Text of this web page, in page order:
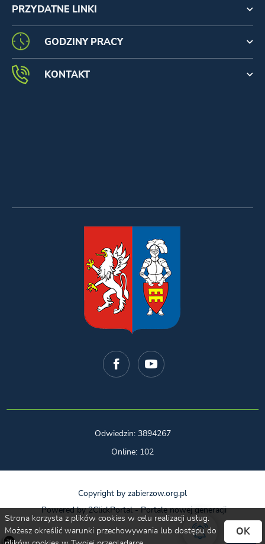
PRZYDATNE LINKI
GODZINY PRACY
KONTAKT
Odwiedzin: 3894267
Online: 102
Copyright by zabierzow.org.pl
Powered by2ClickPortal- Portale nowej generacji
Strona korzysta z plików cookies w celu realizacji usług.
Możesz określić warunki przechowywania lub dostępu do
OK